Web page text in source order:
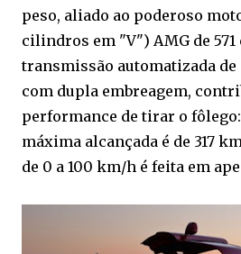
peso, aliado ao poderoso
cilindros em "V") AMG de 571
transmissão automatizada de
com dupla embreagem,
performance de tirar o
máxima alcançada é de 317
de 0 a 100 km/h é feita em